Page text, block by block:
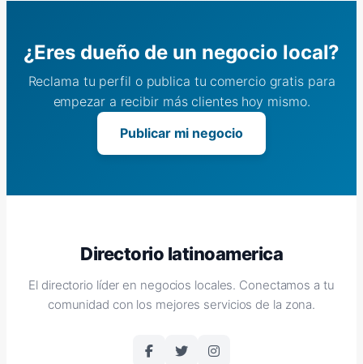
¿Eres dueño de un negocio local?
Reclama tu perfil o publica tu comercio gratis para
empezar a recibir más clientes hoy mismo.
Publicar mi negocio
Directorio latinoamerica
El directorio líder en negocios locales. Conectamos a tu
comunidad con los mejores servicios de la zona.